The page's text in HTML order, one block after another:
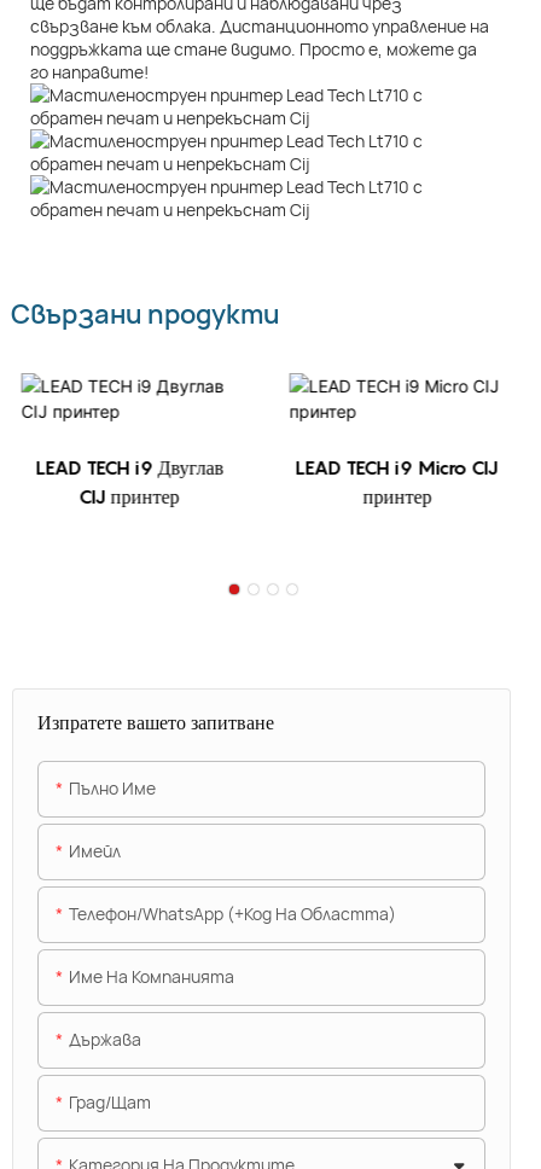
свързване към облака. Дистанционното управление на
поддръжката ще стане видимо. Просто е, можете да
го направите!
Свързани продукти
LEAD TECH i9 Двуглав
CIJ принтер
LEAD TECH i9 Micro CIJ
принтер
Изпратете вашето запитване
Пълно Име
Имейл
Телефон/WhatsApp (+Код На Областта)
Име На Компанията
Държава
Град/щат